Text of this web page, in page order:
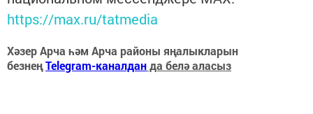
https://max.ru/tatmedia
Хәзер Арча һәм Арча районы яңалыкларын
безнеңTelegram-каналданда белә аласыз